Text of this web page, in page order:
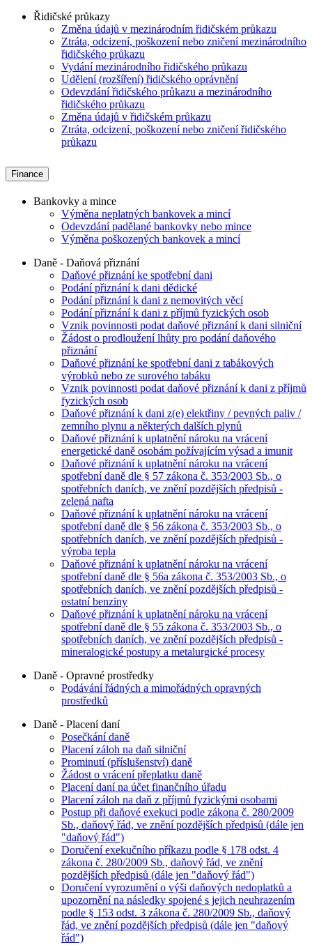
Řidičské průkazy
Změna údajů v mezinárodním řidičském průkazu
Ztráta, odcizení, poškození nebo zničení mezinárodního
řidičského průkazu
Vydání mezinárodního řidičského průkazu
Udělení (rozšíření) řidičského oprávnění
Odevzdání řidičského průkazu a mezinárodního
řidičského průkazu
Změna údajů v řidičském průkazu
Ztráta, odcizení, poškození nebo zničení řidičského
průkazu
Finance
Bankovky a mince
Výměna neplatných bankovek a mincí
Odevzdání padělané bankovky nebo mince
Výměna poškozených bankovek a mincí
Daně - Daňová přiznání
Daňové přiznání ke spotřební dani
Podání přiznání k dani dědické
Podání přiznání k dani z nemovitých věcí
Podání přiznání k dani z příjmů fyzických osob
Vznik povinnosti podat daňové přiznání k dani silniční
Žádost o prodloužení lhůty pro podání daňového
přiznání
Daňové přiznání ke spotřební dani z tabákových
výrobků nebo ze surového tabáku
Vznik povinnosti podat daňové přiznání k dani z příjmů
fyzických osob
Daňové přiznání k dani z(e) elektřiny / pevných paliv /
zemního plynu a některých dalších plynů
Daňové přiznání k uplatnění nároku na vrácení
energetické daně osobám požívajícím výsad a imunit
Daňové přiznání k uplatnění nároku na vrácení
spotřební daně dle § 57 zákona č. 353/2003 Sb., o
spotřebních daních, ve znění pozdějších předpisů -
zelená nafta
Daňové přiznání k uplatnění nároku na vrácení
spotřební daně dle § 56 zákona č. 353/2003 Sb., o
spotřebních daních, ve znění pozdějších předpisů -
výroba tepla
Daňové přiznání k uplatnění nároku na vrácení
spotřební daně dle § 56a zákona č. 353/2003 Sb., o
spotřebních daních, ve znění pozdějších předpisů -
ostatní benziny
Daňové přiznání k uplatnění nároku na vrácení
spotřební daně dle § 55 zákona č. 353/2003 Sb., o
spotřebních daních, ve znění pozdějších předpisů -
mineralogické postupy a metalurgické procesy
Daně - Opravné prostředky
Podávání řádných a mimořádných opravných
prostředků
Daně - Placení daní
Posečkání daně
Placení záloh na daň silniční
Prominutí (příslušenství) daně
Žádost o vrácení přeplatku daně
Placení daní na účet finančního úřadu
Placení záloh na daň z příjmů fyzickými osobami
Postup při daňové exekuci podle zákona č. 280/2009
Sb., daňový řád, ve znění pozdějších předpisů (dále jen
"daňový řád")
Doručení exekučního příkazu podle § 178 odst. 4
zákona č. 280/2009 Sb., daňový řád, ve znění
pozdějších předpisů (dále jen "daňový řád")
Doručení vyrozumění o výši daňových nedoplatků a
upozornění na následky spojené s jejich neuhrazením
podle § 153 odst. 3 zákona č. 280/2009 Sb., daňový
řád, ve znění pozdějších předpisů (dále jen "daňový
řád")